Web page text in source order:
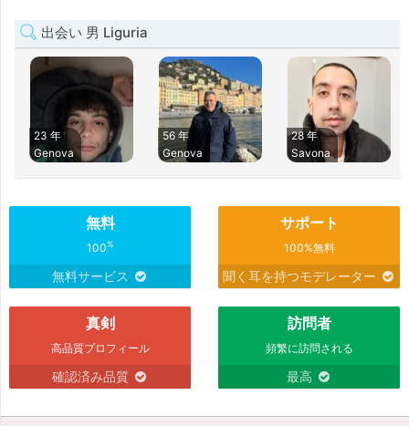
出会い 男 Liguria
23 年
Genova
56 年
Genova
28 年
Savona
無料
100%
無料サービス
サポート
100%無料
聞く耳を持つモデレーター
真剣
高品質プロフィール
確認済み品質
訪問者
頻繁に訪問される
最高